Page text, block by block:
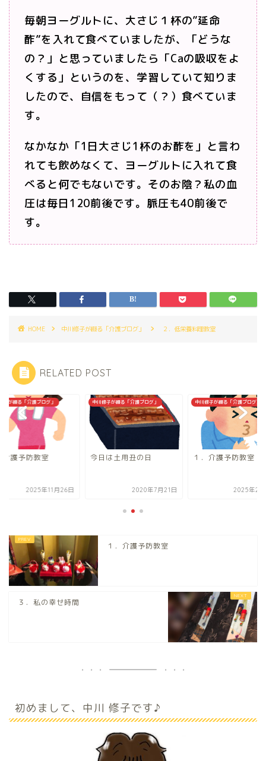
毎朝ヨーグルトに、大さじ１杯の”延命
酢”を入れて食べていましたが、「どうな
の？」と思っていましたら「Caの吸収をよ
くする」というのを、学習していて知りま
したので、自信をもって（？）食べていま
す。
なかなか「1日大さじ1杯のお酢を」と言わ
れても飲めなくて、ヨーグルトに入れて食
べると何でもないです。そのお陰？私の血
圧は毎日120前後です。脈圧も40前後で
す。
HOME 中川修子が綴る「介護ブログ」 ２．低栄養料理教室
RELATED POST
子が綴る「介護ブログ」
介護予防教室
2025年11月26日
中川修子が綴る「介護ブログ」
今日は土用丑の日
2020年7月21日
中川修子が綴る「介護ブログ」
１．介護予防教室
2025年2
１．介護予防教室
３．私の幸せ時間
初めまして、中川 修子です♪